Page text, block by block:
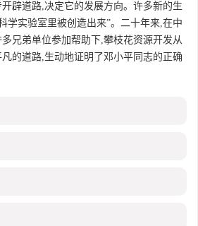
辟道路,决定它的发展方向。许多新的生
学实验室里被创造出来”。二十年来,在中
兄弟单位参加帮助下,攀枝花资源开发从
的道路,生动地证明了邓小平同志的正确